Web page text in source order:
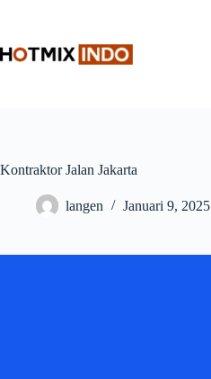
Kontraktor Jalan Jakarta
langen Januari 9, 2025